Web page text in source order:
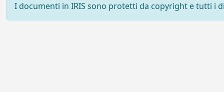
I documenti in IRIS sono protetti da copyright e tutti i